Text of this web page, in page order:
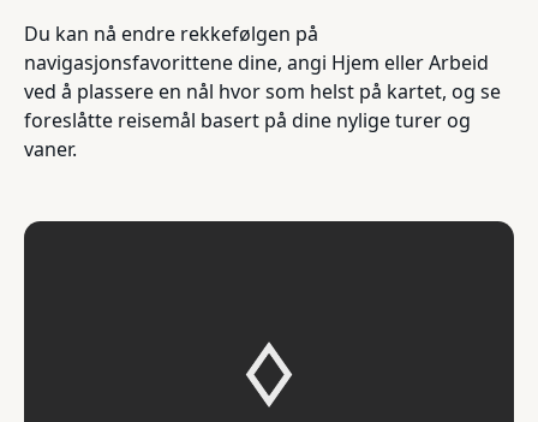
Du kan nå endre rekkefølgen på
navigasjonsfavorittene dine, angi Hjem eller Arbeid
ved å plassere en nål hvor som helst på kartet, og se
foreslåtte reisemål basert på dine nylige turer og
vaner.